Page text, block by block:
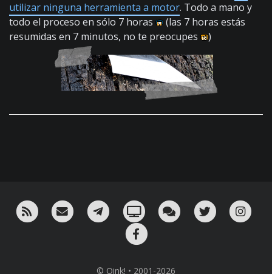
utilizar ninguna herramienta a motor. Todo a mano y
todo el proceso en sólo 7 horas
(las 7 horas estás
resumidas en 7 minutos, no te preocupes
)
RSS ¡Mándame un email!¡Nuestro canal en Telegram!
Oink! TV Charla con nosotros
Twitter
© Oink! • 2001-2026